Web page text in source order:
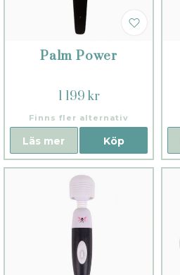
Palm Power
1 199 kr
Finns fler alternativ
Köp
Läs mer